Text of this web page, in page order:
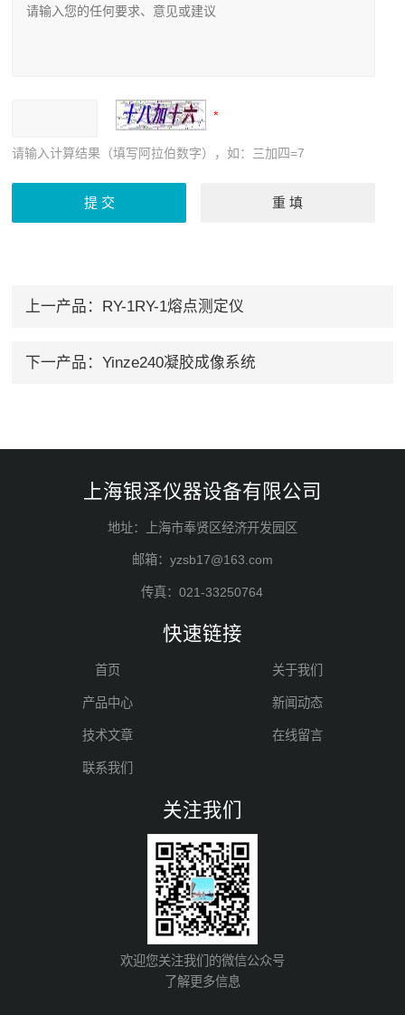
请输入计算结果（填写阿拉伯数字），如：三加四=7
上一产品： RY-1RY-1熔点测定仪
下一产品： Yinze240凝胶成像系统
上海银泽仪器设备有限公司
地址：上海市奉贤区经济开发园区
邮箱：yzsb17@163.com
传真：021-33250764
快速链接
首页 关于我们
产品中心 新闻动态
技术文章 在线留言
联系我们
关注我们
欢迎您关注我们的微信公众号
了解更多信息